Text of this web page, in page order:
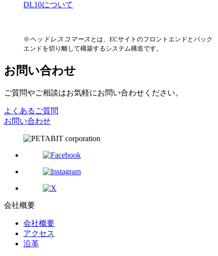
DL10について
※ ヘッドレスコマース とは、ECサイトのフロントエンドとバック
エンドを切り離して構築するシステム構造です。
お問い合わせ
ご質問やご相談はお気軽にお問い合わせください。
よくあるご質問
お問い合わせ
会社概要
会社概要
アクセス
沿革